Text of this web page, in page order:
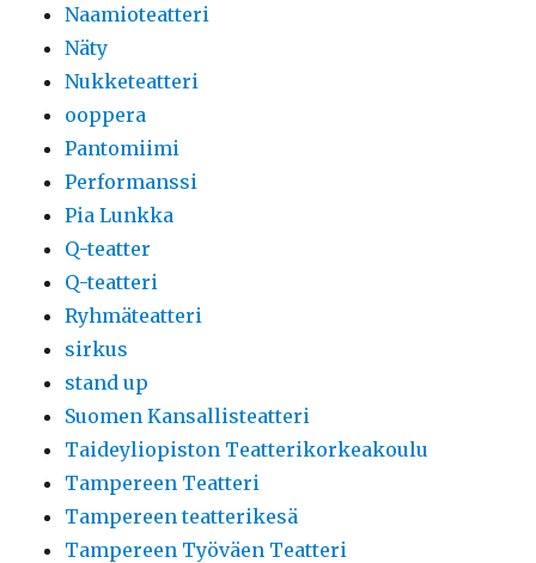
Naamioteatteri
Näty
Nukketeatteri
ooppera
Pantomiimi
Performanssi
Pia Lunkka
Q-teatter
Q-teatteri
Ryhmäteatteri
sirkus
stand up
Suomen Kansallisteatteri
Taideyliopiston Teatterikorkeakoulu
Tampereen Teatteri
Tampereen teatterikesä
Tampereen Työväen Teatteri